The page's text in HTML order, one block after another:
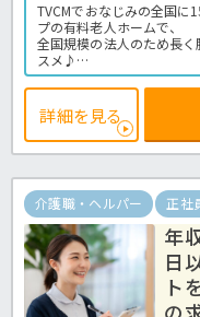
TVCMでおなじみの全国に
プの有料老人ホームで、
全国規模の法人のため長
スメ♪
基本給も高めに設定され
月9日と休暇もしっかり取
しいポイント♪
まずはお気軽にほっ介護ま
有料老人ホームでの介護業
＜介護職 正職員 有料老
詳細を見る
介護職・ヘルパー 正社
年
日
ト